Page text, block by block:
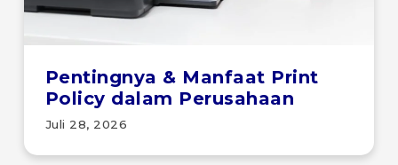
Pentingnya & Manfaat Print
Policy dalam Perusahaan
Juli 28, 2026